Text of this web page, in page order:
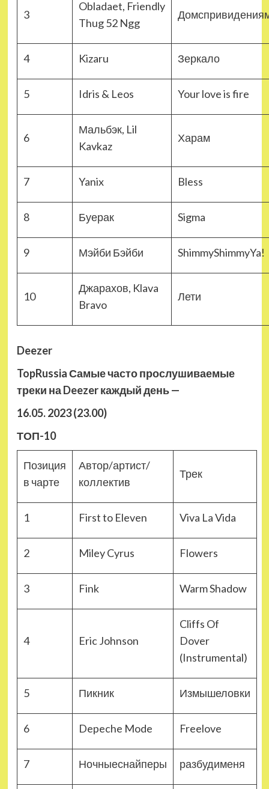
3
Obladaet, Friendly
Thug 52 Ngg
4 Kizaru Зеркало
5 Idris & Leos Your love is fire
6
Мальбэк, Lil
Kavkaz
Харам
7 Yanix Bless
8 Буерак Sigma
9 Мэйби Бэйби ShimmyShimmyYa!
10
Джарахов, Klava
Bravo
Лети
Deezer
TopRussia Самые часто прослушиваемые
треки на Deezer каждый день —
16.05. 2023 (23.00)
ТОП-10
Позиция
в чарте
Автор/артист/
коллектив
Трек
1 First to Eleven Viva La Vida
2 Miley Cyrus Flowers
3 Fink Warm Shadow
4 Eric Johnson
Cliffs Of
Dover
(Instrumental)
5 Пикник Измышеловки
6 Depeche Mode Freelove
7 Ночныеснайперы разбудименя